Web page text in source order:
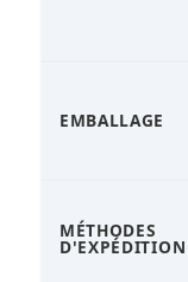
EMBALLAGE
MÉTHODES
D'EXPÉDITION